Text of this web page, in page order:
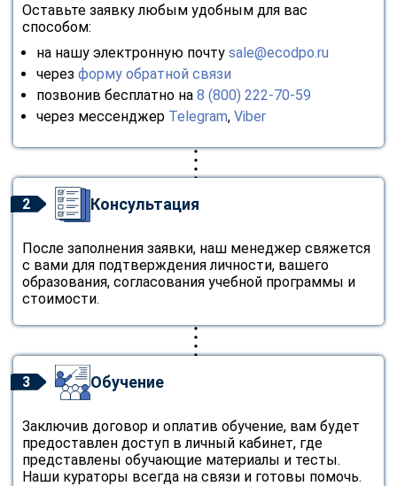
Оставьте заявку любым удобным для вас
способом:
на нашу электронную почту sale@ecodpo.ru
через форму обратной связи
позвонив бесплатно на 8 (800) 222-70-59
через мессенджер Telegram, Viber
2 Консультация
После заполнения заявки, наш менеджер свяжется
с вами для подтверждения личности, вашего
образования, согласования учебной программы и
стоимости.
3 Обучение
Заключив договор и оплатив обучение, вам будет
предоставлен доступ в личный кабинет, где
представлены обучающие материалы и тесты.
Наши кураторы всегда на связи и готовы помочь.